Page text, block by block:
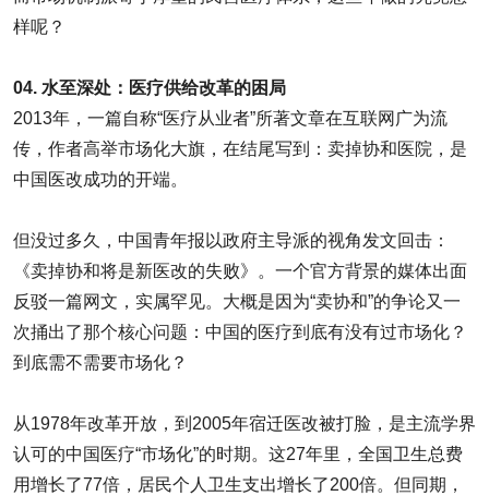
样呢？
04. 水至深处：医疗供给改革的困局
2013年，一篇自称“医疗从业者”所著文章在互联网广为流
传，作者高举市场化大旗，在结尾写到：卖掉协和医院，是
中国医改成功的开端。
但没过多久，中国青年报以政府主导派的视角发文回击：
《卖掉协和将是新医改的失败》。一个官方背景的媒体出面
反驳一篇网文，实属罕见。大概是因为“卖协和”的争论又一
次捅出了那个核心问题：中国的医疗到底有没有过市场化？
到底需不需要市场化？
从1978年改革开放，到2005年宿迁医改被打脸，是主流学界
认可的中国医疗“市场化”的时期。这27年里，全国卫生总费
用增长了77倍，居民个人卫生支出增长了200倍。但同期，